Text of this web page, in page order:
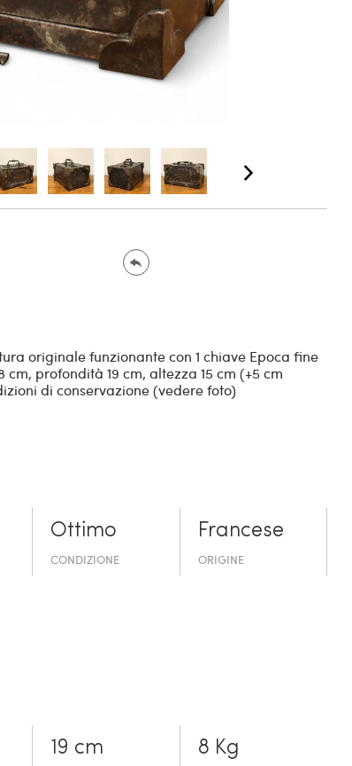
originale funzionante con 1 chiave Epoca fine
profondità 19 cm, altezza 15 cm (+5 cm
di conservazione (vedere foto)
Ottimo
CONDIZIONE
Francese
ORIGINE
19 cm 8 Kg